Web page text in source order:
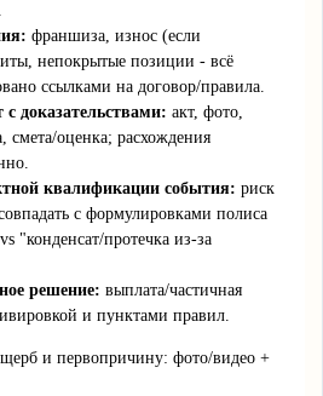
франшиза, износ (если
непокрытые позиции - всё
ссылками на договор/правила.
с доказательствами: акт, фото,
смета/оценка; расхождения
квалификации события: риск
с формулировками полиса
"конденсат/протечка из‑за
решение: выплата/частичная
и пунктами правил.
и первопричину: фото/видео +